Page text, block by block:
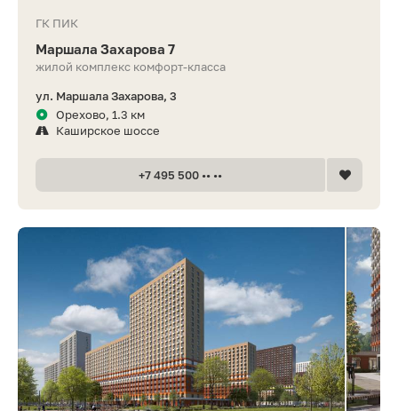
ГК ПИК
Маршала Захарова 7
жилой комплекс комфорт-класса
ул. Маршала Захарова, 3
Орехово, 1.3 км
Каширское шоссе
+7 495 500 •• ••